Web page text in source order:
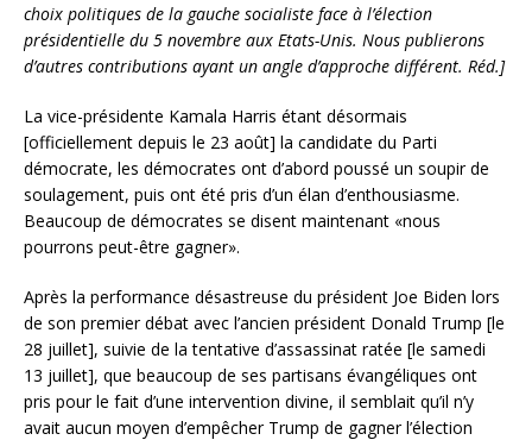
choix politiques de la gauche socialiste face à l’élection
présidentielle du 5 novembre aux Etats-Unis. Nous publierons
d’autres contributions ayant un angle d’approche différent. Réd.]
La vice-présidente Kamala Harris étant désormais
[officiellement depuis le 23 août] la candidate du Parti
démocrate, les démocrates ont d’abord poussé un soupir de
soulagement, puis ont été pris d’un élan d’enthousiasme.
Beaucoup de démocrates se disent maintenant «nous
pourrons peut-être gagner».
Après la performance désastreuse du président Joe Biden lors
de son premier débat avec l’ancien président Donald Trump [le
28 juillet], suivie de la tentative d’assassinat ratée [le samedi
13 juillet], que beaucoup de ses partisans évangéliques ont
pris pour le fait d’une intervention divine, il semblait qu’il n’y
avait aucun moyen d’empêcher Trump de gagner l’élection